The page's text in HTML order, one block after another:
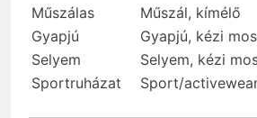
Műszálas
Műszál, kímélő
Gyapjú
Gyapjú, kézi
Selyem
Selyem, kézi
Sportruházat
Sport/